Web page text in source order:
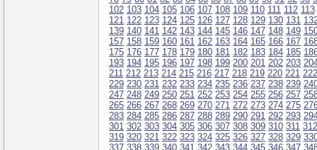
102 103 104 105 106 107 108 109 110 111 112 113
121 122 123 124 125 126 127 128 129 130 131
139 140 141 142 143 144 145 146 147 148 149
157 158 159 160 161 162 163 164 165 166 167
175 176 177 178 179 180 181 182 183 184 185
193 194 195 196 197 198 199 200 201 202 203
211 212 213 214 215 216 217 218 219 220 221 222
229 230 231 232 233 234 235 236 237 238 239
247 248 249 250 251 252 253 254 255 256 257
265 266 267 268 269 270 271 272 273 274 275
283 284 285 286 287 288 289 290 291 292 293
301 302 303 304 305 306 307 308 309 310 311 312
319 320 321 322 323 324 325 326 327 328 329
337 338 339 340 341 342 343 344 345 346 347